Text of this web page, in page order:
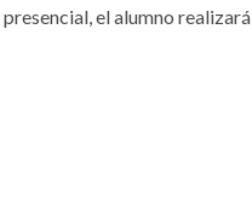
el alumno realizará